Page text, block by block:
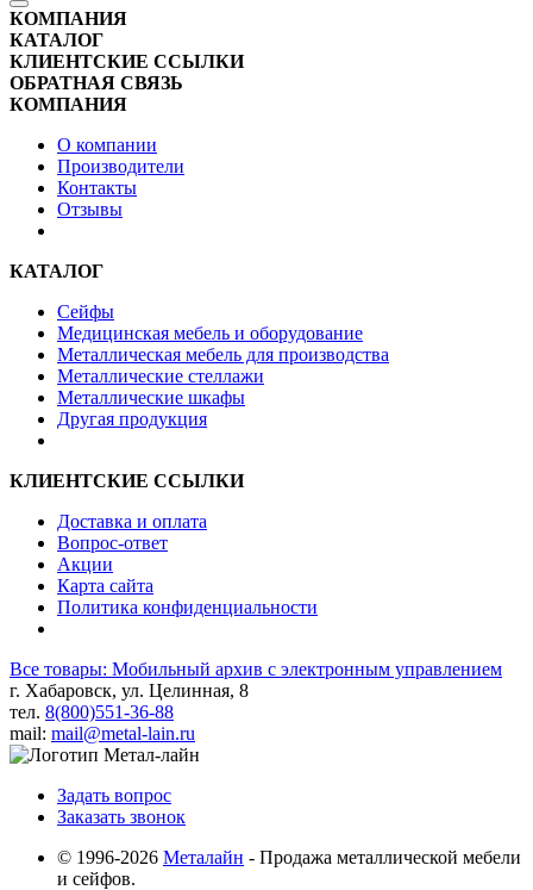
КОМПАНИЯ
КАТАЛОГ
КЛИЕНТСКИЕ ССЫЛКИ
ОБРАТНАЯ СВЯЗЬ
КОМПАНИЯ
О компании
Производители
Контакты
Отзывы
КАТАЛОГ
Сейфы
Медицинская мебель и оборудование
Металлическая мебель для производства
Металлические стеллажи
Металлические шкафы
Другая продукция
КЛИЕНТСКИЕ ССЫЛКИ
Доставка и оплата
Вопрос-ответ
Акции
Карта сайта
Политика конфиденциальности
Все товары: Мобильный архив с электронным управлением
г. Хабаровск, ул. Целинная, 8
тел. 8(800)551-36-88
mail: mail@metal-lain.ru
Задать вопрос
Заказать звонок
© 1996-2026 Металайн - Продажа металлической мебели
и сейфов.